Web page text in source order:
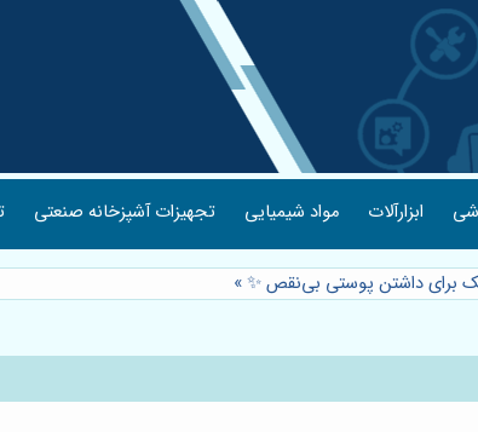
ابزارآلات مواد شیمیایی تجهیزات آشپزخانه صنعتی
برای داشتن پوستی بی‌نقص ✨»